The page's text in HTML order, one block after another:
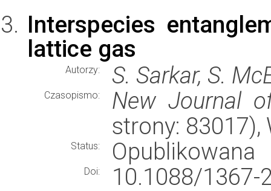
Interspecies
lattice gas
Autorzy: S. Sarkar, S.
Czasopismo:
New Journal
strony:
Status: Opublikowana
Doi:
10.1088/